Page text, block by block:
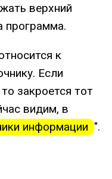
верхний
программа.
к
Если
закроется тот
видим, в
информации ".